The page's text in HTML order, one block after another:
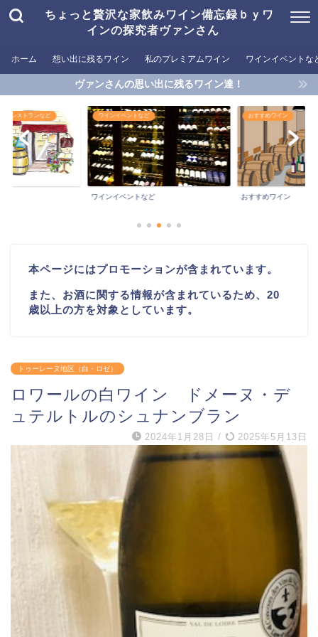
ちょっと贅沢な家飲みワイン備忘録ｂｙワ
インの探究者ヴァンさん
ホーム 想い出に残るワイン 私のプレミアムワイン ワインイベントな
ヴァンさんの思い出に残るワイン達！
るレストランなど ワインイベントなど
ワインイベントなど
おすすめワイン
おすすめワイン
本ページにはプロモーションが含まれています。
また、お酒に関する情報が含まれているため、20
歳以上の方を対象としています。
トゥーレーヌ地区（白・ロゼ）
ロワールの白ワイン ドメーヌ・デ
ュテルトルのシュナンブラン
2024年1月28日 / 2025年5月13日